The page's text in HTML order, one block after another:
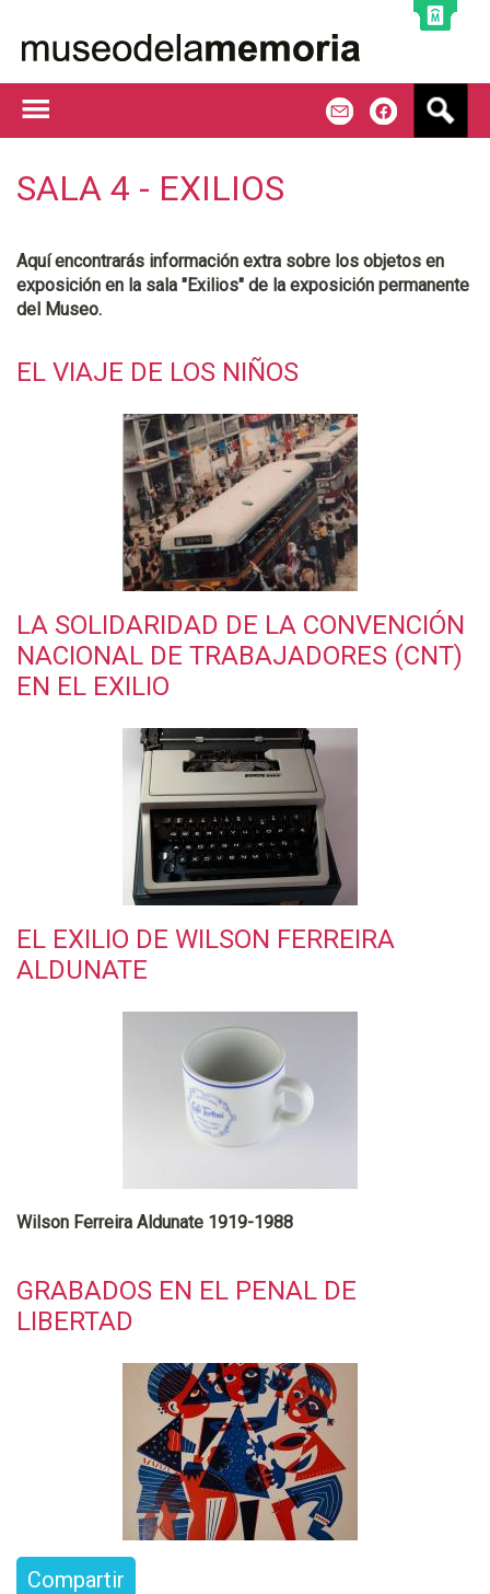
SALA 4 - EXILIOS
Aquí encontrarás información extra sobre los objetos en
exposición en la sala "Exilios" de la exposición permanente
del Museo.
EL VIAJE DE LOS NIÑOS
LA SOLIDARIDAD DE LA CONVENCIÓN
NACIONAL DE TRABAJADORES (CNT)
EN EL EXILIO
EL EXILIO DE WILSON FERREIRA
ALDUNATE
Wilson Ferreira Aldunate 1919-1988
GRABADOS EN EL PENAL DE
LIBERTAD
Compartir
s